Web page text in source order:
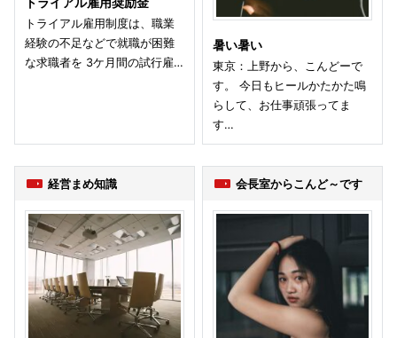
トライアル雇用制度は、職業
経験の不足などで就職が困難
な求職者を 3ケ月間の試行雇…
暑い暑い
東京：上野から、こんどーで
す。 今日もヒールかたかた鳴
らして、お仕事頑張ってま
す…
経営まめ知識 会長室からこんど～です